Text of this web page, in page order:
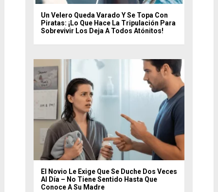
Un Velero Queda Varado Y Se Topa Con
Piratas: ¡lo Que Hace La Tripulación Para
Sobrevivir Los Deja A Todos Atónitos!
El Novio Le Exige Que Se Duche Dos Veces
Al Día – No Tiene Sentido Hasta Que
Conoce A Su Madre